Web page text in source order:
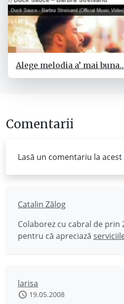
Alege melodia a’ mai
Comentarii
Lasă un comentariu la
Catalin Zălog
Colaborez cu cabral de prin
pentru că apreciază
larisa
19.05.2008